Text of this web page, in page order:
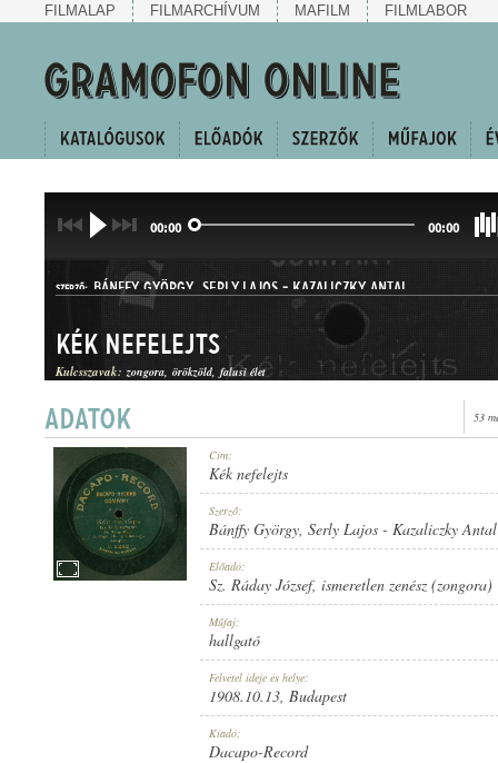
FILMALAP FILMARCHÍVUM MAFILM FILMLABOR
00:00 00:00
SZERZŐ: BÁNFFY GYÖRGY, SERLY LAJOS - KAZALICZKY ANTAL
HALLGATÓ
Kék nefelejts
Kulcsszavak: zongora örökzöld falusi élet
53
Cím:
Kék nefelejts
Szerző:
Bánffy György, Serly Lajos - Kazaliczky Antal
Előadó:
Sz. Ráday József, ismeretlen zenész (zongora)
Műfaj:
hallgató
Felvétel ideje és helye:
1908.10.13, Budapest
Kiadó:
Dacapo-Record